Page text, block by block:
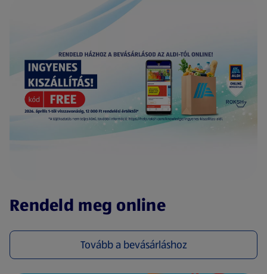
Rendeld meg online
Tovább a bevásárláshoz
(új oldalon nyílik meg)